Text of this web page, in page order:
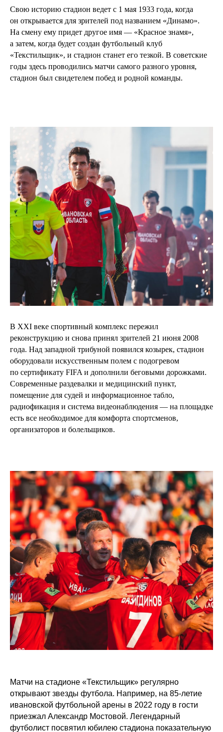
Свою историю стадион ведет с 1 мая 1933 года, когда
он открывается для зрителей под названием «Динамо».
На смену ему придет другое имя — «Красное знамя»,
а затем, когда будет создан футбольный клуб
«Текстильщик», и стадион станет его тезкой. В советские
годы здесь проводились матчи самого разного уровня,
стадион был свидетелем побед и родной команды.
В XXI веке спортивный комплекс пережил
реконструкцию и снова принял зрителей 21 июня 2008
года. Над западной трибуной появился козырек, стадион
оборудовали искусственным полем с подогревом
по сертификату FIFA и дополнили беговыми дорожками.
Современные раздевалки и медицинский пункт,
помещение для судей и информационное табло,
радиофикация и система видеонаблюдения — на площадке
есть все необходимое для комфорта спортсменов,
организаторов и болельщиков.
Матчи на стадионе «Текстильщик» регулярно
открывают звезды футбола. Например, на 85-летие
ивановской футбольной арены в 2022 году в гости
приезжал Александр Мостовой. Легендарный
футболист посвятил юбилею стадиона показательную